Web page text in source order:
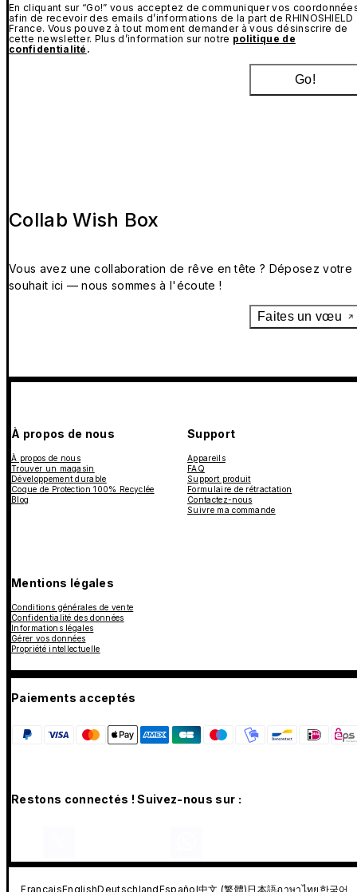
En cliquant sur “Go!” vous acceptez de communiquer vos
afin de recevoir des emails d’informations de la part de RHINOSHIELD
France. Vous pouvez à tout moment demander à vous désinscrire de
cette newsletter. Plus d’information sur notre politique de
confidentialité .
Go!
Collab Wish Box
Vous avez une collaboration de rêve en tête ? Déposez votre
souhait ici — nous sommes à l'écoute !
Faites un vœu
À propos de nous
À propos de nous
Trouver un magasin
Développement durable
Coque de Protection 100% Recyclée
Blog
Support
Appareils
FAQ
Support produit
Formulaire de rétractation
Contactez-nous
Suivre ma commande
Mentions légales
Conditions générales de vente
Confidentialité des données
Informations légales
Gérer vos données
Propriété intellectuelle
Paiements acceptés
Restons connectés ! Suivez-nous sur :
FrançaisEnglishDeutschlandEspañol中文 (繁體) 日本語ภาษาไทย 한국어